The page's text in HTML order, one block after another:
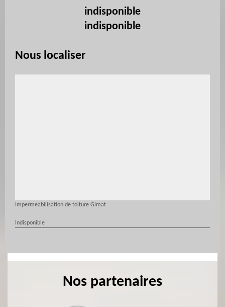
indisponible
indisponible
Nous localiser
Impermeabilisation de toiture Gimat
indisponible
Nos partenaires